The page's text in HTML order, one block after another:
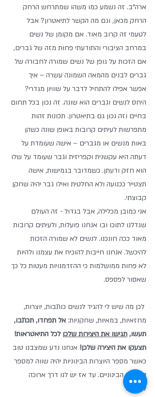
ארה"ב. זה נשמע כמו משהו שמתרחש הרחק
הרחק מכאן, וגם מה הקשר לתיאטרון? אבל
לטעמי זה קרוב מאוד. אם מקומן של נשים
במרחב הציבורי והתודעתי פחוּת מזה של גברים,
אם הזכות על גופן של נשים שמורה לחבורה של
גברים לבנים מהמאה השמונה עשרה – איך
אפשר אפילו להתחיל לדבר על שוויון מגדרי?
היחס לנשים וגברים הוא שונה. זה נכון בכל תחום
בחיים וזה נכון גם בתיאטרון. תכונות זהות
מתפרשות לעיתים קרובות באופן שונה כשהן
באות מנשים או מגברים – אישה שעומדת על
דעתה היא עקשנית וקפריזית וגבר שעומד על שלו
הוא חזק ודעתן. כשמדובר בגמישות, אישה
תצטייר ככנועה ולא החלטית ואילו גבר יהיה שחקן
קבוצתי.
אני כמובן מכלילה, אבל בגדול - זה העולם
שגדלנו לתוכו ובו אנחנו פועלות, ולעיתים קרובות
מאוד ככה חונכנו. לנשים לא שמורה הזכות
להיכשל. אנחנו חייבות להוכיח את עצמנו ולהיות
לא פחות ממושלמות כי ההזדמנויות מעטות כל כך
שאסור לפספס.
לכן מה שיש לי להגיד לנשים כותבות, יוצרות,
מחזאיות, במאיות, שחקניות: אל תפחדו, תכתבו,
תעשו, תגישו את היצירות שלכן לכל התיאטראות!
תצעקו את היצירה שלכן! אנחנו נדע שמצבנו טוב
כאשר מספר היוצרות הבינוניות יהיה שווה למספר
היוצרים הבינוניים. עד אז יש לנו דרך ארוכה
לעשות.